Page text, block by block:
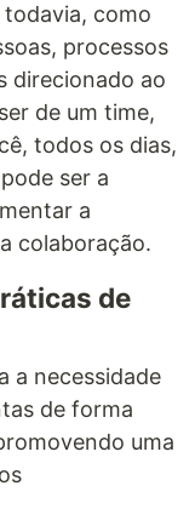
todavia, como
processos
direcionado ao
de um time,
todos os dias,
ser a
a
colaboração.
de
a necessidade
de forma
uma